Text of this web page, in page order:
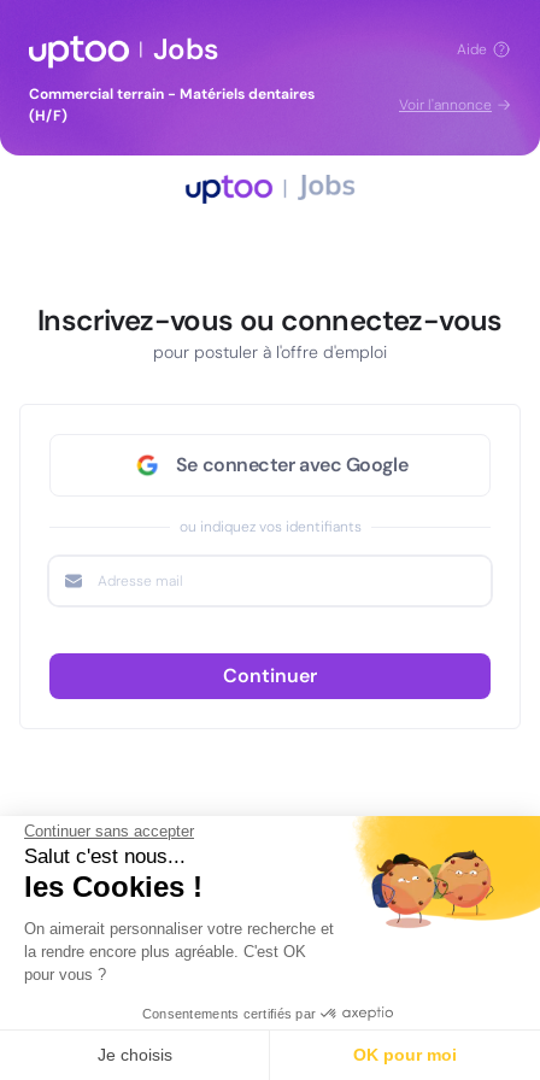
Continuer sans accepter
Salut c'est nous...
les Cookies !
On aimerait personnaliser votre recherche et
la rendre encore plus agréable. C'est OK
pour vous ?
Consentements certifiés par
Je choisis OK pour moi
| Jobs Aide
Commercial terrain - Matériels dentaires
(H/F)
Voir l'annonce
Inscrivez-vous ou connectez-vous
pour postuler à l'offre d'emploi
Se connecter avec Google
ou indiquez vos identifiants
Continuer